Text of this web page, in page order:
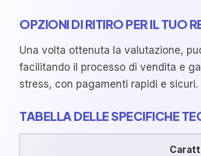
OPZIONI DI RITIRO PER IL TUO
Una volta ottenuta la valutazione,
facilitando il processo di vendita e
stress, con pagamenti rapidi e sicuri.
TABELLA DELLE SPECIFICHE